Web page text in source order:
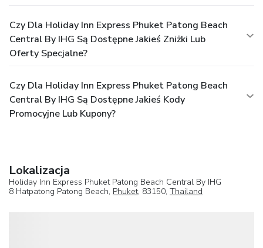
Czy Dla Holiday Inn Express Phuket Patong Beach
Central By IHG Są Dostępne Jakieś Zniżki Lub
Oferty Specjalne?
Czy Dla Holiday Inn Express Phuket Patong Beach
Central By IHG Są Dostępne Jakieś Kody
Promocyjne Lub Kupony?
Lokalizacja
Holiday Inn Express Phuket Patong Beach Central By IHG
8 Hatpatong Patong Beach, Phuket, 83150, Thailand